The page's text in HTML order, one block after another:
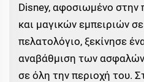
Disney, αφοσιωμένο στην
και μαγικών εμπειριών
πελατολόγιο, ξεκίνησε
αναβάθμιση των
σε όλη την περιοχή του.